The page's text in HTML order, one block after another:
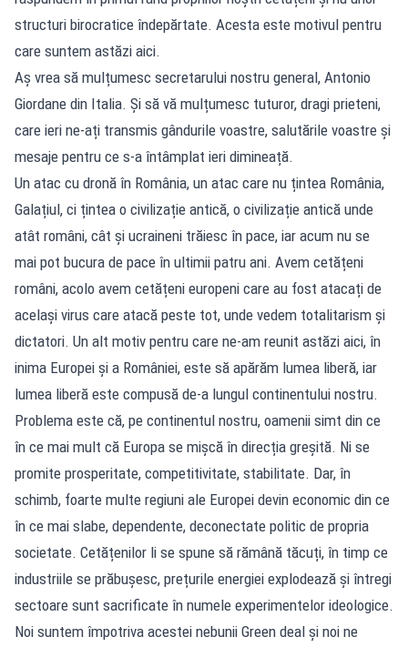
structuri birocratice îndepărtate. Acesta este motivul pentru
care suntem astăzi aici.
Aș vrea să mulțumesc secretarului nostru general, Antonio
Giordane din Italia. Și să vă mulțumesc tuturor, dragi prieteni,
care ieri ne-ați transmis gândurile voastre, salutările voastre și
mesaje pentru ce s-a întâmplat ieri dimineață.
Un atac cu dronă în România, un atac care nu țintea România,
Galațiul, ci țintea o civilizație antică, o civilizație antică unde
atât români, cât și ucraineni trăiesc în pace, iar acum nu se
mai pot bucura de pace în ultimii patru ani. Avem cetățeni
români, acolo avem cetățeni europeni care au fost atacați de
același virus care atacă peste tot, unde vedem totalitarism și
dictatori. Un alt motiv pentru care ne-am reunit astăzi aici, în
inima Europei și a României, este să apărăm lumea liberă, iar
lumea liberă este compusă de-a lungul continentului nostru.
Problema este că, pe continentul nostru, oamenii simt din ce
în ce mai mult că Europa se mișcă în direcția greșită. Ni se
promite prosperitate, competitivitate, stabilitate. Dar, în
schimb, foarte multe regiuni ale Europei devin economic din ce
în ce mai slabe, dependente, deconectate politic de propria
societate. Cetățenilor li se spune să rămână tăcuți, în timp ce
industriile se prăbușesc, prețurile energiei explodează și întregi
sectoare sunt sacrificate în numele experimentelor ideologice.
Noi suntem împotriva acestei nebunii Green deal și noi ne